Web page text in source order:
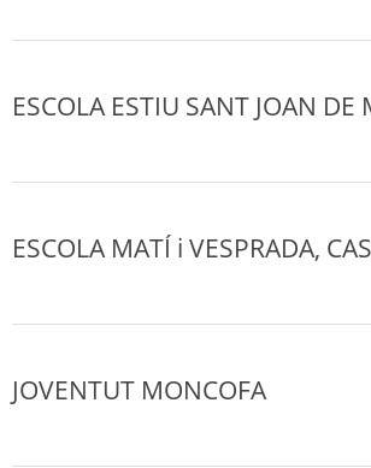
ESCOLA ESTIU SANT JOAN DE
ESCOLA MATÍ i VESPRADA,
JOVENTUT MONCOFA